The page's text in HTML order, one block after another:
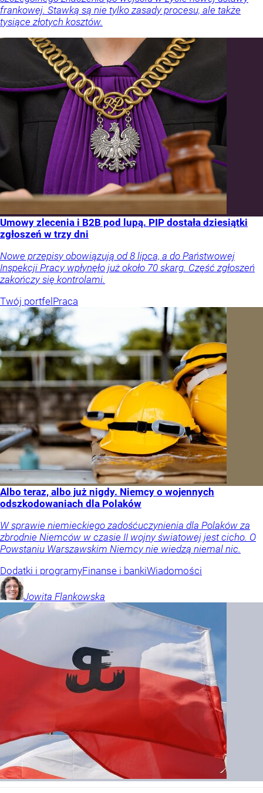
frankowej. Stawką są nie tylko zasady procesu, ale także
tysiące złotych kosztów.
Umowy zlecenia i B2B pod lupą. PIP dostała dziesiątki
zgłoszeń w trzy dni
Nowe przepisy obowiązują od 8 lipca, a do Państwowej
Inspekcji Pracy wpłynęło już około 70 skarg. Część zgłoszeń
zakończy się kontrolami.
Twój portfel Praca
Albo teraz, albo już nigdy. Niemcy o wojennych
odszkodowaniach dla Polaków
W sprawie niemieckiego zadośćuczynienia dla Polaków za
zbrodnie Niemców w czasie II wojny światowej jest cicho. O
Powstaniu Warszawskim Niemcy nie wiedzą niemal nic.
Dodatki i programyFinanse i bankiWiadomości
Jowita Flankowska